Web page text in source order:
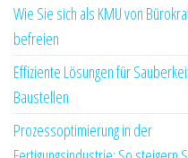
Wie Sie sich als KMU von
befreien
Effiziente Lösungen für
Baustellen
Prozessoptimierung in der